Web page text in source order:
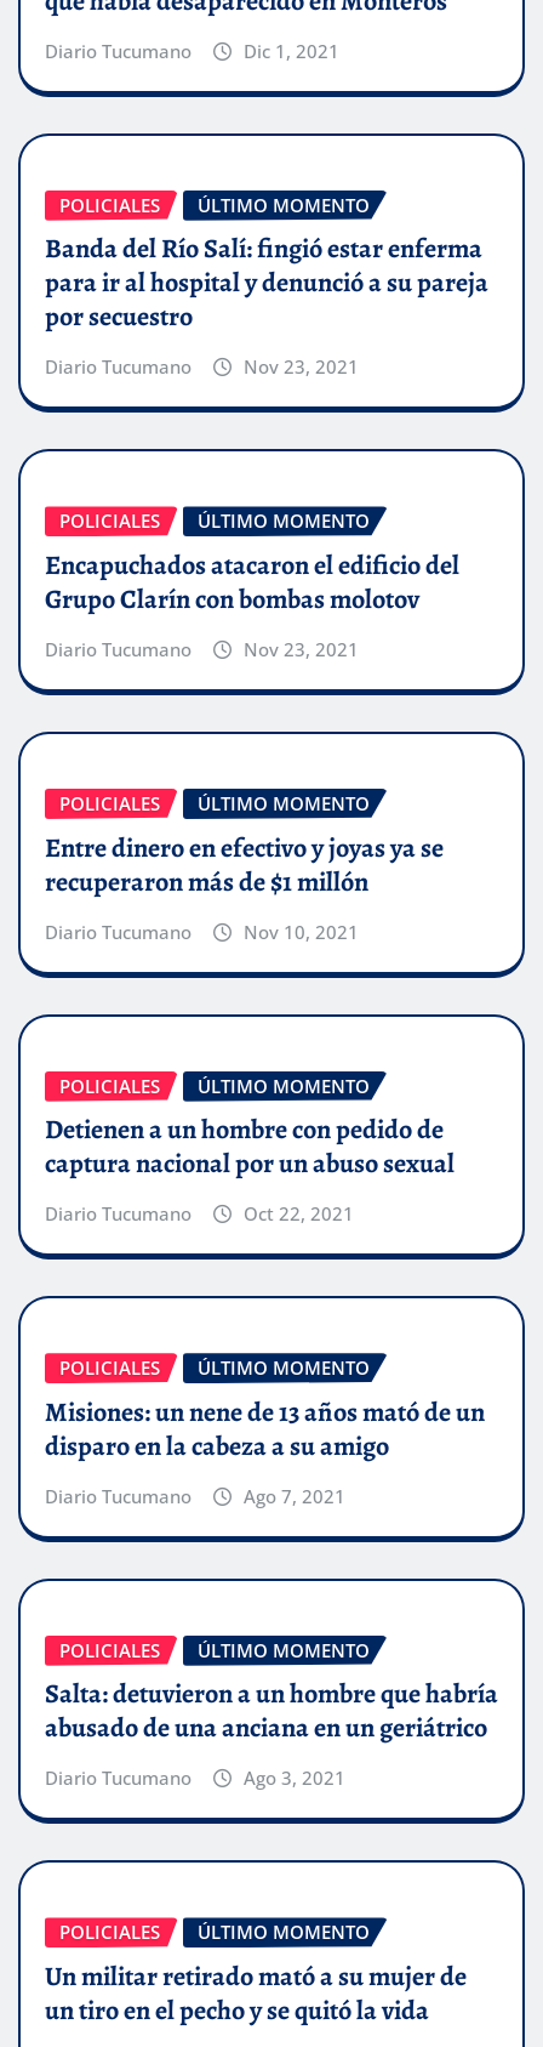
Diario Tucumano Dic 1, 2021
POLICIALES ÚLTIMO MOMENTO
Banda del Río Salí: fingió estar enferma
para ir al hospital y denunció a su pareja
por secuestro
Diario Tucumano Nov 23, 2021
POLICIALES ÚLTIMO MOMENTO
Encapuchados atacaron el edificio del
Grupo Clarín con bombas molotov
Diario Tucumano Nov 23, 2021
POLICIALES ÚLTIMO MOMENTO
Entre dinero en efectivo y joyas ya se
recuperaron más de $1 millón
Diario Tucumano Nov 10, 2021
POLICIALES ÚLTIMO MOMENTO
Detienen a un hombre con pedido de
captura nacional por un abuso sexual
Diario Tucumano Oct 22, 2021
POLICIALES ÚLTIMO MOMENTO
Misiones: un nene de 13 años mató de un
disparo en la cabeza a su amigo
Diario Tucumano Ago 7, 2021
POLICIALES ÚLTIMO MOMENTO
Salta: detuvieron a un hombre que habría
abusado de una anciana en un geriátrico
Diario Tucumano Ago 3, 2021
POLICIALES ÚLTIMO MOMENTO
Un militar retirado mató a su mujer de
un tiro en el pecho y se quitó la vida